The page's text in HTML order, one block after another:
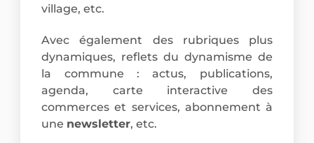
village, etc.
Avec également des rubriques plus
dynamiques, reflets du dynamisme de
la commune : actus, publications,
agenda, carte interactive des
commerces et services, abonnement à
une newsletter, etc.